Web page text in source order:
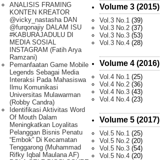
ANALISIS FRAMING
KONTEN KREATOR
@vicky_nastasha DAN
@furqonajiy DALAM ISU
#KABURAJADULU DI
MEDIA SOSIAL
INSTAGRAM (Fatih Arya
Ramzani)
Pemanfaatan Game Mobile
Legends Sebagai Media
Interaksi Pada Mahasiswa
Ilmu Komunikasi
Universitas Mulawarman
(Robby Candra)
Identifikasi Aktivitas Word
Of Mouth Dalam
Meningkatkan Loyalitas
Pelanggan Bisnis Penatu
“Embok” Di Kecamatan
Tenggarong (Muhammad
Rifky Iqbal Maulana AF)
Volume 3 (2015)
Vol.3 No.1 (39)
Vol.3 No.2 (37)
Vol.3 No.3 (53)
Vol.3 No.4 (28)
Volume 4 (2016)
Vol.4 No.1 (25)
Vol.4 No.2 (36)
Vol.4 No.3 (43)
Vol.4 No.4 (23)
Volume 5 (2017)
Vol.5 No.1 (25)
Vol.5 No.2 (20)
Vol.5 No.3 (54)
Vol.5 No.4 (20)